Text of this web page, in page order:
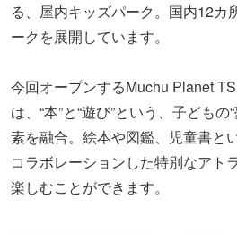
る、屋内キッズパーク。国内12カ
ークを展開しています。
今回オープンするMuchu Planet
は、“本”と“遊び”という、子ども
素を融合。絵本や図鑑、児童書と
コラボレーションした特別なアト
楽しむことができます。